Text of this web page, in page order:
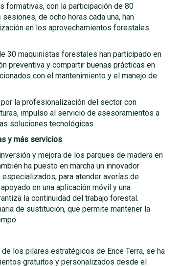
formativas, con la participación de 80
de ocho horas cada una, han
en los aprovechamientos forestales
30 maquinistas forestales han participado en
preventiva y compartir buenas prácticas en
con el mantenimiento y el manejo de
la profesionalización del sector con
impulso al servicio de asesoramientos a
soluciones tecnológicas.
y más servicios
y mejora de los parques de madera en
ha puesto en marcha un innovador
para atender averías de
en una aplicación móvil y una
la continuidad del trabajo forestal.
de sustitución, que permite mantener la
los pilares estratégicos de Ence Terra, se ha
gratuitos y personalizados desde el